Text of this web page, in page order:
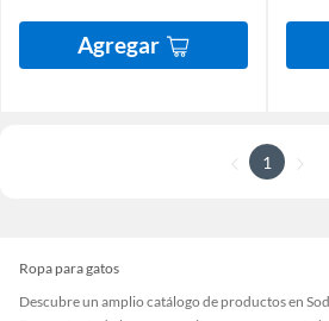
Agregar
1
Ropa para gatos
Descubre un amplio catálogo de productos en